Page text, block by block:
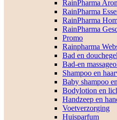
RainPharma
RainPharma
RainPharma
RainPharma
Promo
Rainpharma
Bad en douchegel
Bad-en
Shampoo en
Baby shampoo
Bodylotion en
Handzeep en
Voetverzorging
Huisparfum